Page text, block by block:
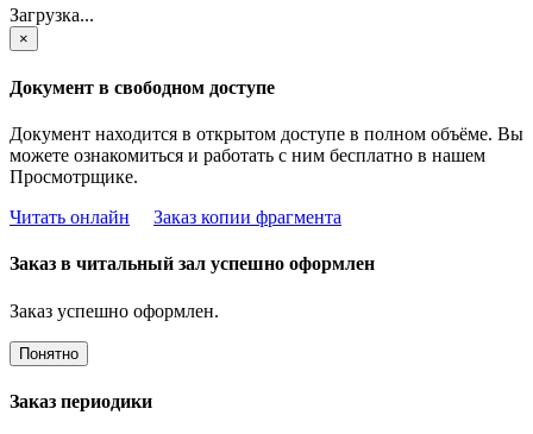
Загрузка...
×
Документ в свободном доступе
Документ находится в открытом доступе в полном объёме. Вы
можете ознакомиться и работать с ним бесплатно в нашем
Просмотрщике.
Читать онлайн
Заказ копии фрагмента
Заказ в читальный зал успешно оформлен
Заказ успешно оформлен.
Понятно
Заказ периодики